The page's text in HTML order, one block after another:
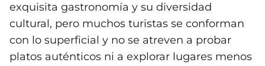
exquisita gastronomía y su diversidad
cultural, pero muchos turistas se conforman
con lo superficial y no se atreven a probar
platos auténticos ni a explorar lugares menos